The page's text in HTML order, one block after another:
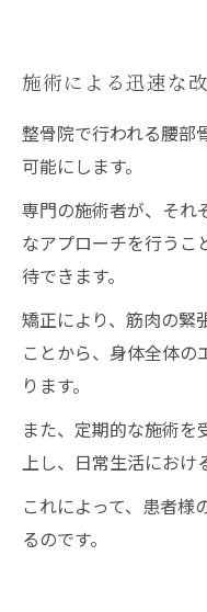
施術による迅速な
整骨院で行われる腰部
可能にします。
専門の施術者が、それ
なアプローチを行うこ
待できます。
矯正により、筋肉の緊
ことから、身体全体の
ります。
また、定期的な施術を
上し、日常生活におけ
これによって、患者様
るのです。